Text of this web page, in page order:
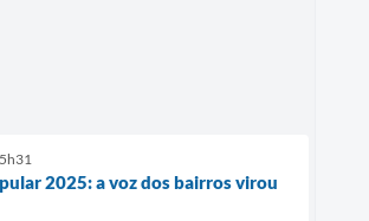
2025: a voz dos bairros virou